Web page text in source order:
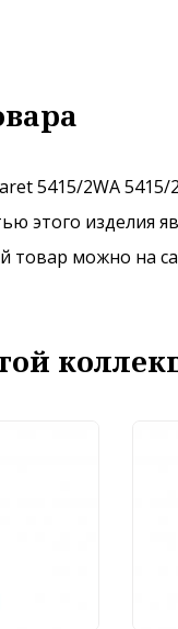
5415/2WA 5415/
этого изделия
товар можно на